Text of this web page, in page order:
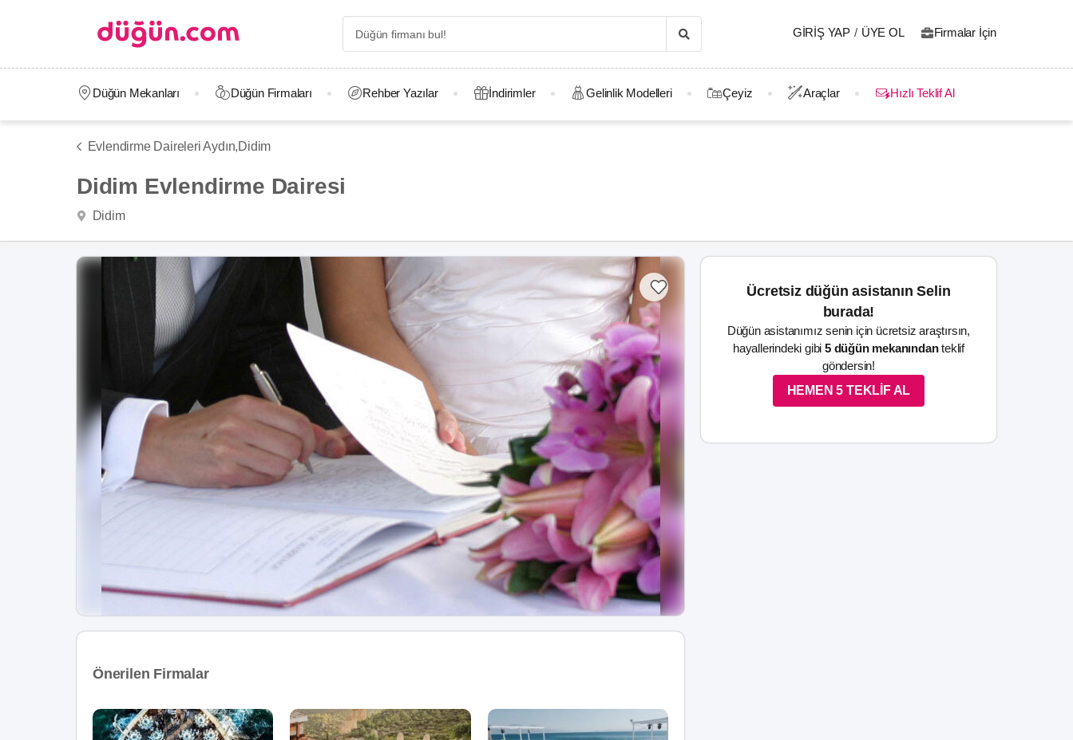
GIRIŞ YAP / ÜYE OL Firmalar İçin
Düğün Mekanları Düğün Firmaları Rehber Yazılar İndirimler Gelinlik Modelleri Çeyiz Araçlar Hızlı Teklif Al
Evlendirme Daireleri Aydın,Didim
Didim Evlendirme Dairesi
Didim
Önerilen Firmalar
Ücretsiz düğün asistanın Selin
burada!
Düğün asistanımız senin için ücretsiz araştırsın,
hayallerindeki gibi 5 düğün mekanındanteklif
göndersin!
HEMEN 5 TEKLİF AL